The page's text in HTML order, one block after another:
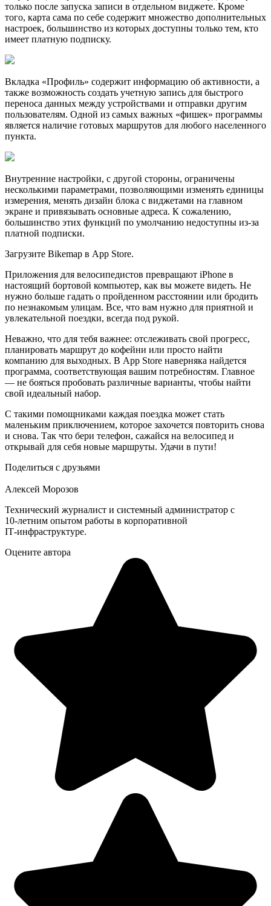
только после запуска записи в отдельном виджете. Кроме
того, карта сама по себе содержит множество дополнительных
настроек, большинство из которых доступны только тем, кто
имеет платную подписку.
Вкладка «Профиль» содержит информацию об активности, а
также возможность создать учетную запись для быстрого
переноса данных между устройствами и отправки другим
пользователям. Одной из самых важных «фишек» программы
является наличие готовых маршрутов для любого населенного
пункта.
Внутренние настройки, с другой стороны, ограничены
несколькими параметрами, позволяющими изменять единицы
измерения, менять дизайн блока с виджетами на главном
экране и привязывать основные адреса. К сожалению,
большинство этих функций по умолчанию недоступны из-за
платной подписки.
Загрузите Bikemap в App Store.
Приложения для велосипедистов превращают iPhone в
настоящий бортовой компьютер, как вы можете видеть. Не
нужно больше гадать о пройденном расстоянии или бродить
по незнакомым улицам. Все, что вам нужно для приятной и
увлекательной поездки, всегда под рукой.
Неважно, что для тебя важнее: отслеживать свой прогресс,
планировать маршрут до кофейни или просто найти
компанию для выходных. В App Store наверняка найдется
программа, соответствующая вашим потребностям. Главное
— не бояться пробовать различные варианты, чтобы найти
свой идеальный набор.
С такими помощниками каждая поездка может стать
маленьким приключением, которое захочется повторить снова
и снова. Так что бери телефон, сажайся на велосипед и
открывай для себя новые маршруты. Удачи в пути!
Поделиться с друзьями
Алексей Морозов
Технический журналист и системный администратор с
10‑летним опытом работы в корпоративной
IT‑инфраструктуре.
Оцените автора